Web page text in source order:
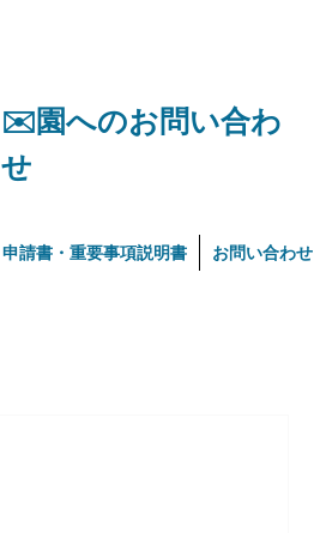
​✉️園へのお問い合わ
せ
申請書・重要事項説明書 お問い合わせ